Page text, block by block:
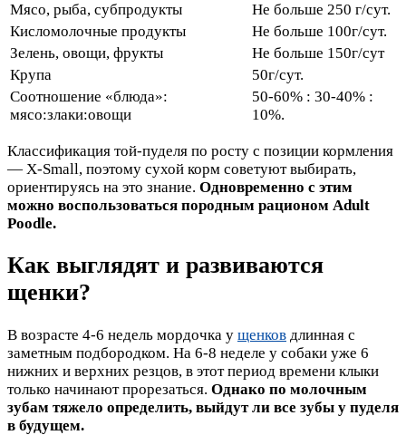
Мясо, рыба, субпродукты
Не больше 250 г/сут.
Кисломолочные продукты
Не больше 100г/сут.
Зелень, овощи, фрукты
Не больше 150г/сут
Крупа
50г/сут.
Соотношение «блюда»:
мясо:злаки:овощи
50-60% : 30-40% :
10%.
Классификация той-пуделя по росту с позиции кормления
— X-Small, поэтому сухой корм советуют выбирать,
ориентируясь на это знание. Одновременно с этим
можно воспользоваться породным рационом Adult
Poodle.
Как выглядят и развиваются
щенки?
В возрасте 4-6 недель мордочка у щенков длинная с
заметным подбородком. На 6-8 неделе у собаки уже 6
нижних и верхних резцов, в этот период времени клыки
только начинают прорезаться. Однако по молочным
зубам тяжело определить, выйдут ли все зубы у пуделя
в будущем.